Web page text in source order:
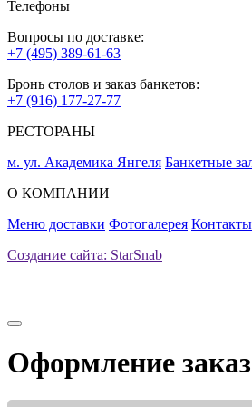
Телефоны
Вопросы по доставке:
+7 (495) 389-61-63
Бронь столов и заказ банкетов:
+7 (916) 177-27-77
РЕСТОРАНЫ
м. ул. Академика Янгеля Банкетные
О КОМПАНИИ
Меню доставки Фотогалерея Контакты
Создание сайта: StarSnab
Оформление